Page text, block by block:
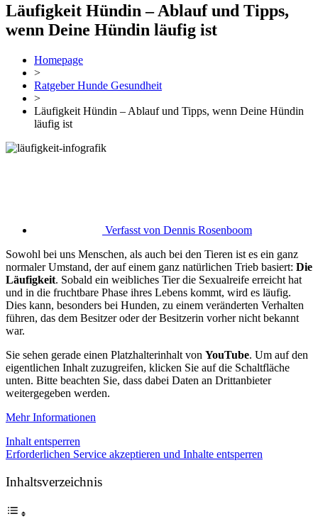
Läufigkeit Hündin – Ablauf und Tipps,
wenn Deine Hündin läufig ist
Homepage
>
Ratgeber Hunde Gesundheit
>
Läufigkeit Hündin – Ablauf und Tipps, wenn Deine Hündin
läufig ist
Verfasst von Dennis Rosenboom
Sowohl bei uns Menschen, als auch bei den Tieren ist es ein ganz
normaler Umstand, der auf einem ganz natürlichen Trieb basiert: Die
Läufigkeit. Sobald ein weibliches Tier die Sexualreife erreicht hat
und in die fruchtbare Phase ihres Lebens kommt, wird es läufig.
Dies kann, besonders bei Hunden, zu einem veränderten Verhalten
führen, das dem Besitzer oder der Besitzerin vorher nicht bekannt
war.
Sie sehen gerade einen Platzhalterinhalt von YouTube. Um auf den
eigentlichen Inhalt zuzugreifen, klicken Sie auf die Schaltfläche
unten. Bitte beachten Sie, dass dabei Daten an Drittanbieter
weitergegeben werden.
Mehr Informationen
Inhalt entsperren
Erforderlichen Service akzeptieren und Inhalte entsperren
Inhaltsverzeichnis